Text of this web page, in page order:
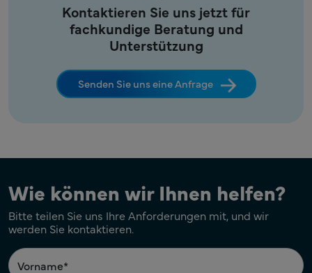
Kontaktieren Sie uns jetzt für
fachkundige Beratung und
Unterstützung
Senden Sie uns eine Anfrage
Wie können wir Ihnen helfen?
Bitte teilen Sie uns Ihre Anforderungen mit, und wir
werden Sie kontaktieren.